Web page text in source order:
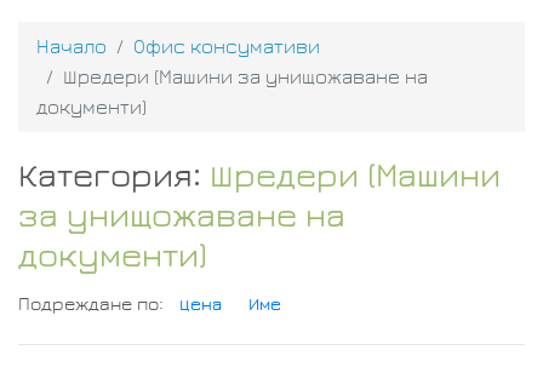
Начало
Офис консумативи
Шредери (Машини за унищожаване на
документи)
Категория: Шредери (Машини
за унищожаване на
документи)
Подреждане по: Цена Име